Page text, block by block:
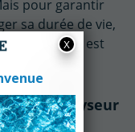
pour garantir
sa durée de vie,
est
d’électrolyseur